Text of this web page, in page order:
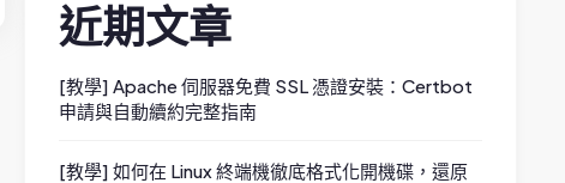
近期文章
[教學] Apache 伺服器免費 SSL 憑證安裝：Certbot
申請與自動續約完整指南
[教學] 如何在 Linux 終端機徹底格式化開機碟，還原